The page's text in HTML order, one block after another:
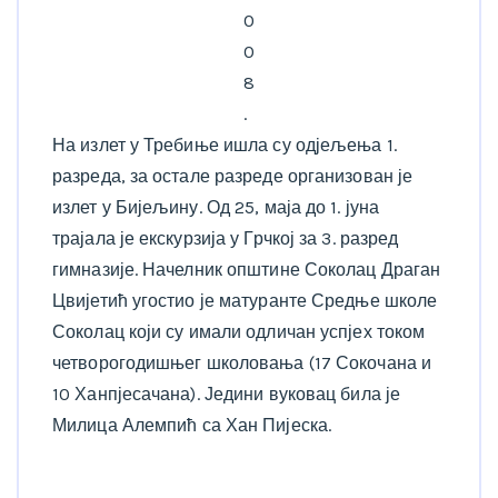
0
0
8
.
На излет у Требиње ишла су одјељења 1.
разреда, за остале разреде организован је
излет у Бијељину. Од 25, маја до 1. јуна
трајала је екскурзија у Грчкој за 3. разред
гимназије. Начелник општине Соколац Драган
Цвијетић угостио је матуранте Средње школе
Соколац који су имали одличан успјех током
четворогодишњег школовања (17 Сокочана и
10 Ханпјесачана). Једини вуковац била је
Милица Алемпић са Хан Пијеска.